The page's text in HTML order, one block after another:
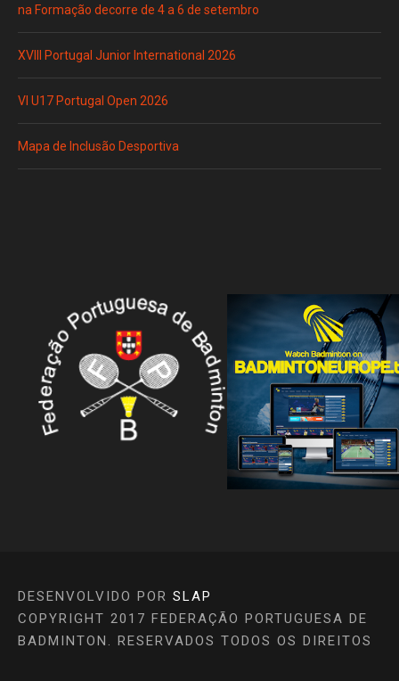
na Formação decorre de 4 a 6 de setembro
XVIII Portugal Junior International 2026
VI U17 Portugal Open 2026
Mapa de Inclusão Desportiva
DESENVOLVIDO POR SLAP
COPYRIGHT 2017 FEDERAÇÃO PORTUGUESA DE
BADMINTON. RESERVADOS TODOS OS DIREITOS